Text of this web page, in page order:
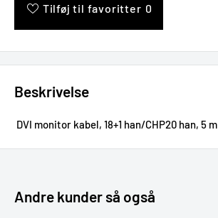
Tilføj til favoritter 0
Beskrivelse
DVI monitor kabel, 18+1 han/CHP20 han, 5 m
Andre kunder så også